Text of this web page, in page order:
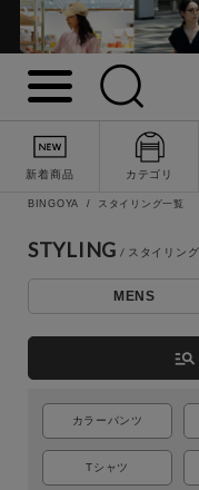
新着商品 カテゴリ
BINGOYA スタイリング一覧
STYLING
MENS
manage_search
カラーパンツ
Tシャツ